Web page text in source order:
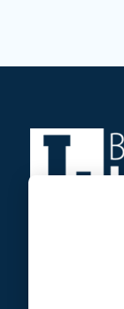
Jose
Formado
e tem